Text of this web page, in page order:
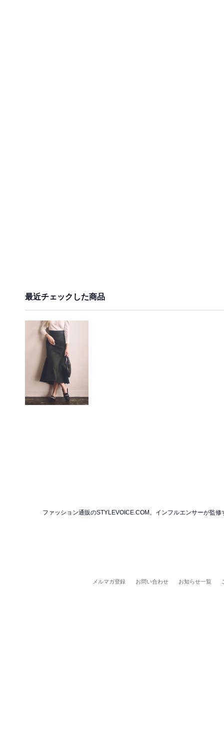
最近チェックした商品
ファッション通販のSTYLEVOICE.COM。インフルエンサーが監
メルマガ登録 お問い合わせ お知らせ一覧